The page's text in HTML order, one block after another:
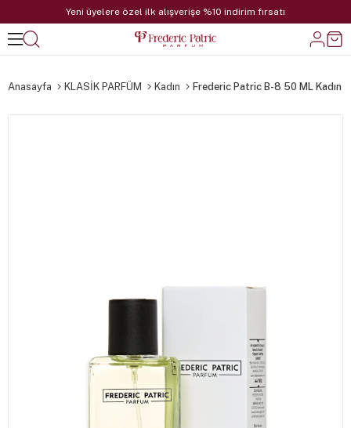
Yeni üyelere özel ilk alışverişe %10 indirim fırsatı
Anasayfa KLASİK PARFÜM Kadın Frederic Patric B-8 50 ML Kadın